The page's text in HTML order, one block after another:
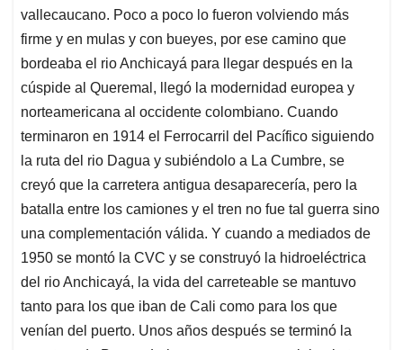
vallecaucano. Poco a poco lo fueron volviendo más
firme y en mulas y con bueyes, por ese camino que
bordeaba el rio Anchicayá para llegar después en la
cúspide al Queremal, llegó la modernidad europea y
norteamericana al occidente colombiano. Cuando
terminaron en 1914 el Ferrocarril del Pacífico siguiendo
la ruta del rio Dagua y subiéndolo a La Cumbre, se
creyó que la carretera antigua desaparecería, pero la
batalla entre los camiones y el tren no fue tal guerra sino
una complementación válida. Y cuando a mediados de
1950 se montó la CVC y se construyó la hidroeléctrica
del rio Anchicayá, la vida del carreteable se mantuvo
tanto para los que iban de Cali como para los que
venían del puerto. Unos años después se terminó la